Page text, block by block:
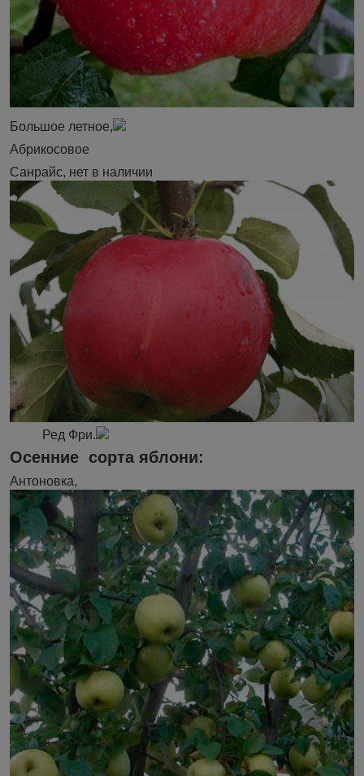
Большое летное,
Абрикосовое
Санрайс, нет в наличии
Ред Фри.
Осенние сорта яблони:
Антоновка,